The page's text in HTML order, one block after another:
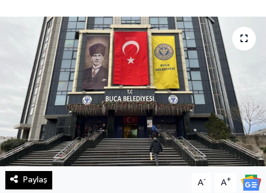
Paylaş A- A+
Magazin
Manşet Altı
Manşetler
Resmi İlan
Sağlık
Spor